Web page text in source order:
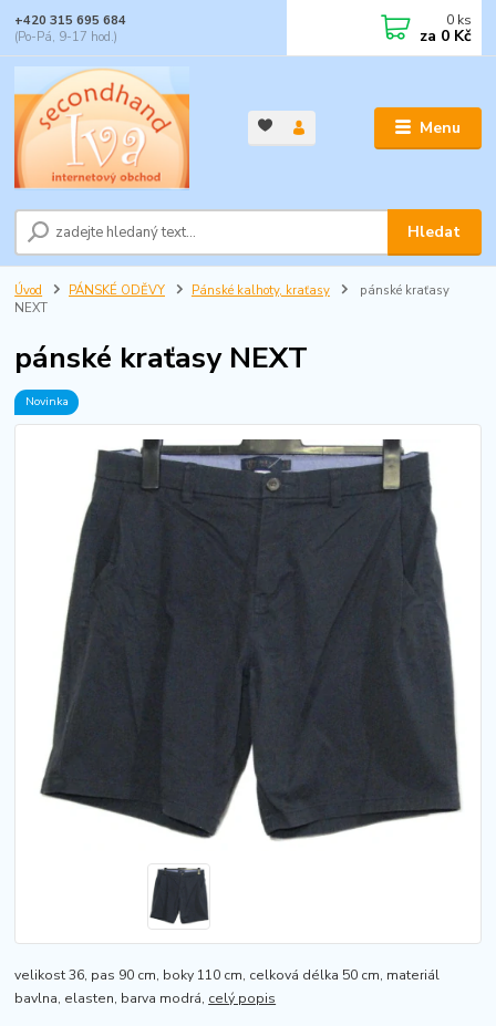
Menu
Hledat
+420 315 695 684
(Po-Pá, 9-17 hod.)
0 ks
za 0 Kč
Úvod PÁNSKÉ ODĚVY Pánské kalhoty, kraťasy
pánské kraťasy
NEXT
pánské kraťasy NEXT
Novinka
velikost 36, pas 90 cm, boky 110 cm, celková délka 50 cm, materiál
bavlna, elasten, barva modrá, celý popis